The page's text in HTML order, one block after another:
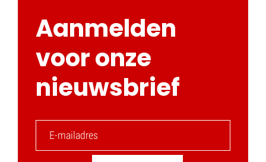
Aanmelden
voor onze
nieuwsbrief